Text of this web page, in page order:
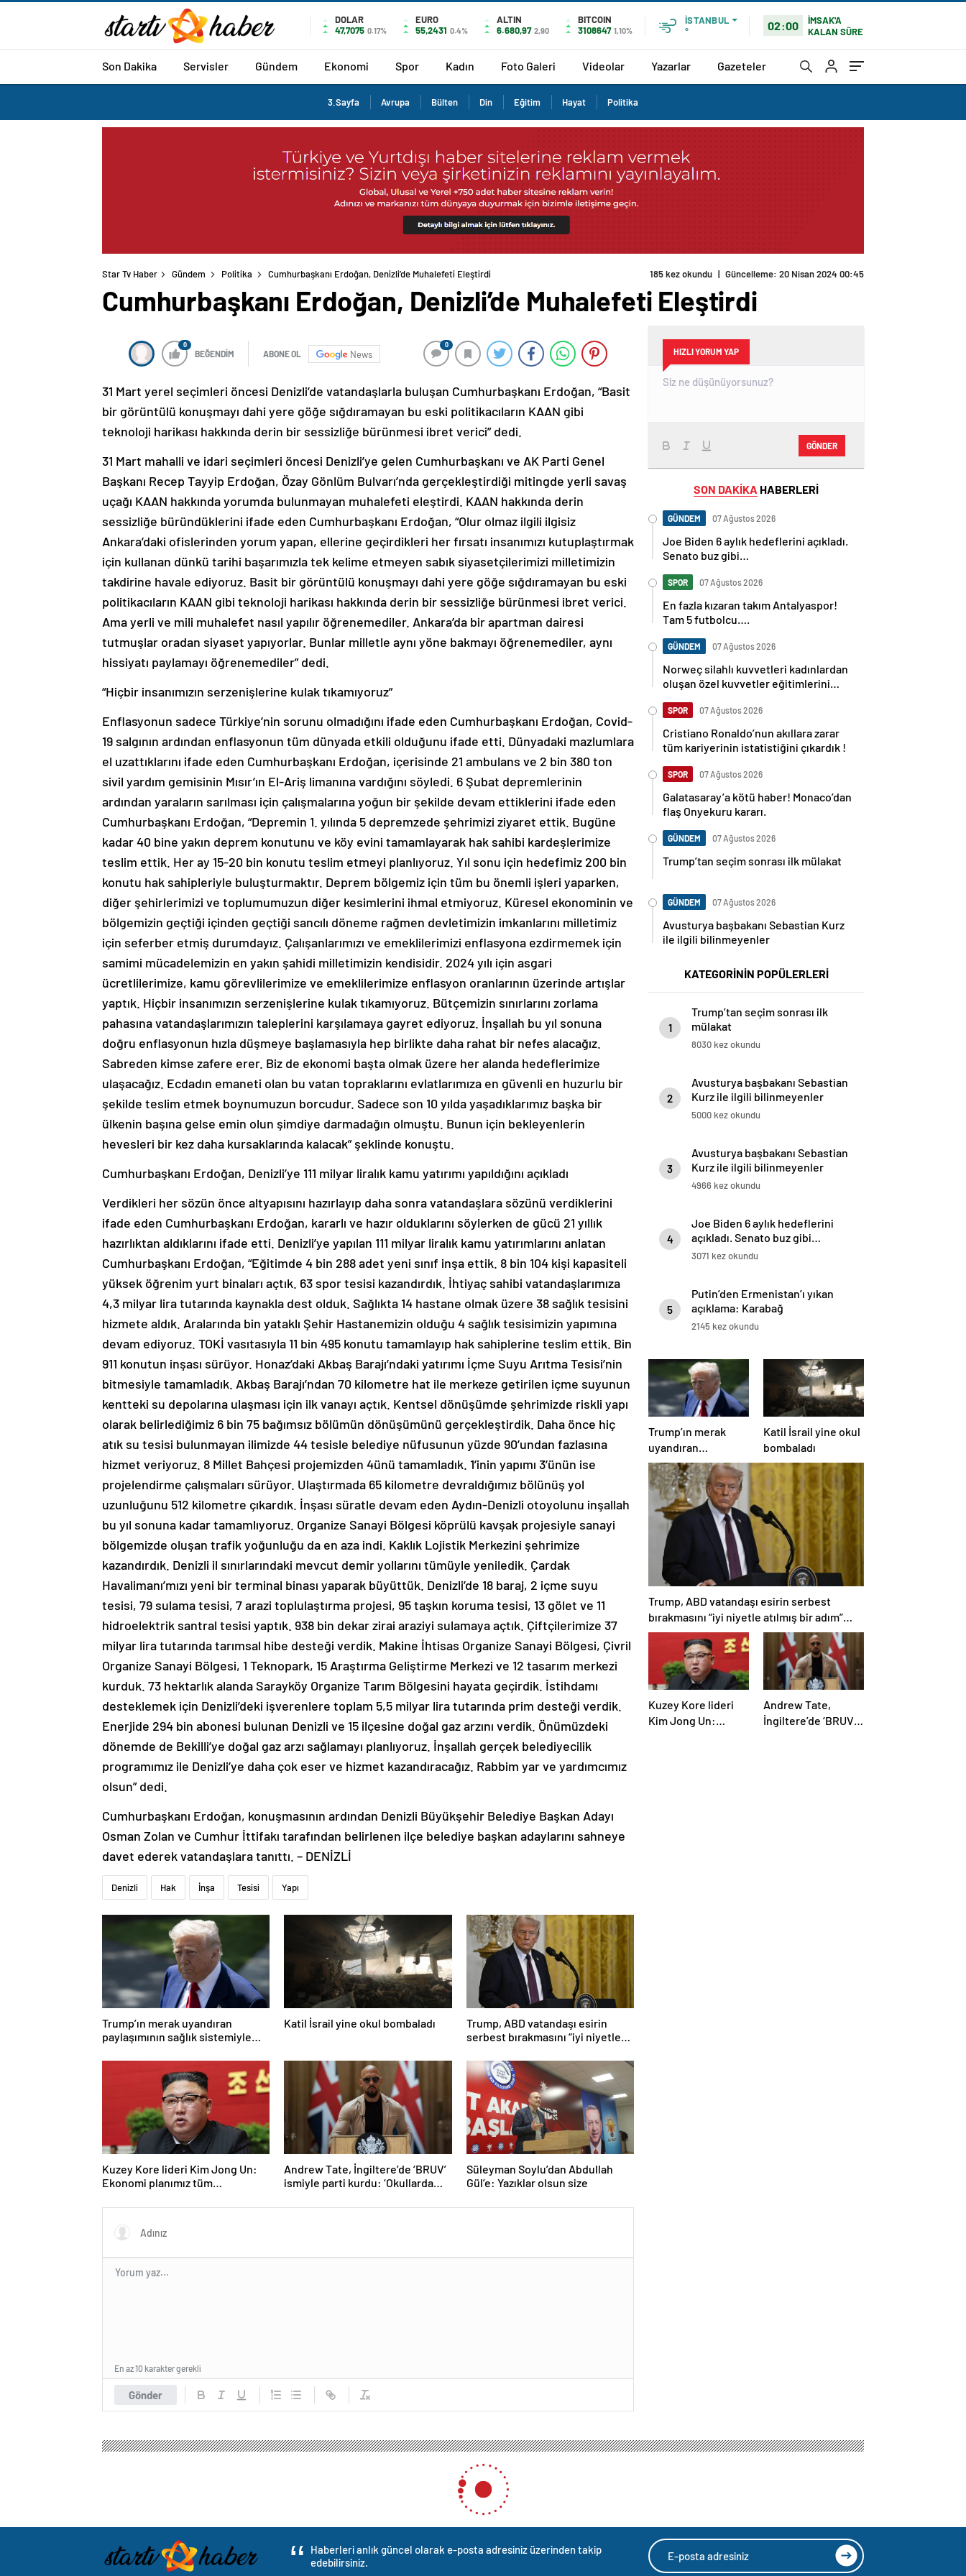
DOLAR
47,7075 0.17%
EURO
55,2431 0.4%
ALTIN
6.680,97 2,90
BITCOIN
3108647 1,10%
İSTANBUL
°
02:00
İMSAK'A
KALAN SÜRE
Son Dakika Servisler Gündem Ekonomi Spor Kadın Foto Galeri Videolar Yazarlar Gazeteler
3.Sayfa Avrupa Bülten Din Eğitim Hayat Politika
Star Tv Haber Gündem Politika Cumhurbaşkanı Erdoğan, Denizli’de Muhalefeti Eleştirdi 185 kez okundu | Güncelleme: 20 Nisan 2024 00:45
Cumhurbaşkanı Erdoğan, Denizli’de Muhalefeti Eleştirdi
0
BEĞENDİM ABONE OL News
0
31 Mart yerel seçimleri öncesi Denizli’de vatandaşlarla buluşan Cumhurbaşkanı Erdoğan, “Basit
bir görüntülü konuşmayı dahi yere göğe sığdıramayan bu eski politikacıların KAAN gibi
teknoloji harikası hakkında derin bir sessizliğe bürünmesi ibret verici” dedi.
31 Mart mahalli ve idari seçimleri öncesi Denizli’ye gelen Cumhurbaşkanı ve AK Parti Genel
Başkanı Recep Tayyip Erdoğan, Özay Gönlüm Bulvarı’nda gerçekleştirdiği mitingde yerli savaş
uçağı KAAN hakkında yorumda bulunmayan muhalefeti eleştirdi. KAAN hakkında derin
sessizliğe büründüklerini ifade eden Cumhurbaşkanı Erdoğan, “Olur olmaz ilgili ilgisiz
Ankara’daki ofislerinden yorum yapan, ellerine geçirdikleri her fırsatı insanımızı kutuplaştırmak
için kullanan dünkü tarihi başarımızla tek kelime etmeyen sabık siyasetçilerimizi milletimizin
takdirine havale ediyoruz. Basit bir görüntülü konuşmayı dahi yere göğe sığdıramayan bu eski
politikacıların KAAN gibi teknoloji harikası hakkında derin bir sessizliğe bürünmesi ibret verici.
Ama yerli ve mili muhalefet nasıl yapılır öğrenemediler. Ankara’da bir apartman dairesi
tutmuşlar oradan siyaset yapıyorlar. Bunlar milletle aynı yöne bakmayı öğrenemediler, aynı
hissiyatı paylamayı öğrenemediler” dedi.
“Hiçbir insanımızın serzenişlerine kulak tıkamıyoruz”
Enflasyonun sadece Türkiye’nin sorunu olmadığını ifade eden Cumhurbaşkanı Erdoğan, Covid-
19 salgının ardından enflasyonun tüm dünyada etkili olduğunu ifade etti. Dünyadaki mazlumlara
el uzattıklarını ifade eden Cumhurbaşkanı Erdoğan, içerisinde 21 ambulans ve 2 bin 380 ton
sivil yardım gemisinin Mısır’ın El-Ariş limanına vardığını söyledi. 6 Şubat depremlerinin
ardından yaraların sarılması için çalışmalarına yoğun bir şekilde devam ettiklerini ifade eden
Cumhurbaşkanı Erdoğan, “Depremin 1. yılında 5 depremzede şehrimizi ziyaret ettik. Bugüne
kadar 40 bine yakın deprem konutunu ve köy evini tamamlayarak hak sahibi kardeşlerimize
teslim ettik. Her ay 15-20 bin konutu teslim etmeyi planlıyoruz. Yıl sonu için hedefimiz 200 bin
konutu hak sahipleriyle buluşturmaktır. Deprem bölgemiz için tüm bu önemli işleri yaparken,
diğer şehirlerimizi ve toplumumuzun diğer kesimlerini ihmal etmiyoruz. Küresel ekonominin ve
bölgemizin geçtiği içinden geçtiği sancılı döneme rağmen devletimizin imkanlarını milletimiz
için seferber etmiş durumdayız. Çalışanlarımızı ve emeklilerimizi enflasyona ezdirmemek için
samimi mücadelemizin en yakın şahidi milletimizin kendisidir. 2024 yılı için asgari
ücretlilerimize, kamu görevlilerimize ve emeklilerimize enflasyon oranlarının üzerinde artışlar
yaptık. Hiçbir insanımızın serzenişlerine kulak tıkamıyoruz. Bütçemizin sınırlarını zorlama
pahasına vatandaşlarımızın taleplerini karşılamaya gayret ediyoruz. İnşallah bu yıl sonuna
doğru enflasyonun hızla düşmeye başlamasıyla hep birlikte daha rahat bir nefes alacağız.
Sabreden kimse zafere erer. Biz de ekonomi başta olmak üzere her alanda hedeflerimize
ulaşacağız. Ecdadın emaneti olan bu vatan topraklarını evlatlarımıza en güvenli en huzurlu bir
şekilde teslim etmek boynumuzun borcudur. Sadece son 10 yılda yaşadıklarımız başka bir
ülkenin başına gelse emin olun şimdiye darmadağın olmuştu. Bunun için bekleyenlerin
hevesleri bir kez daha kursaklarında kalacak” şeklinde konuştu.
Cumhurbaşkanı Erdoğan, Denizli’ye 111 milyar liralık kamu yatırımı yapıldığını açıkladı
Verdikleri her sözün önce altyapısını hazırlayıp daha sonra vatandaşlara sözünü verdiklerini
ifade eden Cumhurbaşkanı Erdoğan, kararlı ve hazır olduklarını söylerken de gücü 21 yıllık
hazırlıktan aldıklarını ifade etti. Denizli’ye yapılan 111 milyar liralık kamu yatırımlarını anlatan
Cumhurbaşkanı Erdoğan, “Eğitimde 4 bin 288 adet yeni sınıf inşa ettik. 8 bin 104 kişi kapasiteli
yüksek öğrenim yurt binaları açtık. 63 spor tesisi kazandırdık. İhtiyaç sahibi vatandaşlarımıza
4,3 milyar lira tutarında kaynakla dest olduk. Sağlıkta 14 hastane olmak üzere 38 sağlık tesisini
hizmete aldık. Aralarında bin yataklı Şehir Hastanemizin olduğu 4 sağlık tesisimizin yapımına
devam ediyoruz. TOKİ vasıtasıyla 11 bin 495 konutu tamamlayıp hak sahiplerine teslim ettik. Bin
911 konutun inşası sürüyor. Honaz’daki Akbaş Barajı’ndaki yatırımı İçme Suyu Arıtma Tesisi’nin
bitmesiyle tamamladık. Akbaş Barajı’ndan 70 kilometre hat ile merkeze getirilen içme suyunun
kentteki su depolarına ulaşması için ilk vanayı açtık. Kentsel dönüşümde şehrimizde riskli yapı
olarak belirlediğimiz 6 bin 75 bağımsız bölümün dönüşümünü gerçekleştirdik. Daha önce hiç
atık su tesisi bulunmayan ilimizde 44 tesisle belediye nüfusunun yüzde 90’undan fazlasına
hizmet veriyoruz. 8 Millet Bahçesi projemizden 4ünü tamamladık. 1’inin yapımı 3’ünün ise
projelendirme çalışmaları sürüyor. Ulaştırmada 65 kilometre devraldığımız bölünüş yol
uzunluğunu 512 kilometre çıkardık. İnşası süratle devam eden Aydın-Denizli otoyolunu inşallah
bu yıl sonuna kadar tamamlıyoruz. Organize Sanayi Bölgesi köprülü kavşak projesiyle sanayi
bölgemizde oluşan trafik yoğunluğu da en aza indi. Kaklık Lojistik Merkezini şehrimize
kazandırdık. Denizli il sınırlarındaki mevcut demir yollarını tümüyle yeniledik. Çardak
Havalimanı’mızı yeni bir terminal binası yaparak büyüttük. Denizli’de 18 baraj, 2 içme suyu
tesisi, 79 sulama tesisi, 7 arazi toplulaştırma projesi, 95 taşkın koruma tesisi, 13 gölet ve 11
hidroelektrik santral tesisi yaptık. 938 bin dekar zirai araziyi sulamaya açtık. Çiftçilerimize 37
milyar lira tutarında tarımsal hibe desteği verdik. Makine İhtisas Organize Sanayi Bölgesi, Çivril
Organize Sanayi Bölgesi, 1 Teknopark, 15 Araştırma Geliştirme Merkezi ve 12 tasarım merkezi
kurduk. 73 hektarlık alanda Sarayköy Organize Tarım Bölgesini hayata geçirdik. İstihdamı
desteklemek için Denizli’deki işverenlere toplam 5,5 milyar lira tutarında prim desteği verdik.
Enerjide 294 bin abonesi bulunan Denizli ve 15 ilçesine doğal gaz arzını verdik. Önümüzdeki
dönemde de Bekilli’ye doğal gaz arzı sağlamayı planlıyoruz. İnşallah gerçek belediyecilik
programımız ile Denizli’ye daha çok eser ve hizmet kazandıracağız. Rabbim yar ve yardımcımız
olsun” dedi.
Cumhurbaşkanı Erdoğan, konuşmasının ardından Denizli Büyükşehir Belediye Başkan Adayı
Osman Zolan ve Cumhur İttifakı tarafından belirlenen ilçe belediye başkan adaylarını sahneye
davet ederek vatandaşlara tanıttı. – DENİZLİ
Denizli Hak İnşa Tesisi Yapı
Trump’ın merak uyandıran
paylaşımının sağlık sistemiyle
Katil İsrail yine okul bombaladı
Trump, ABD vatandaşı esirin
serbest bırakmasını “iyi niyetle
değerlendirdi
Kuzey Kore lideri Kim Jong Un:
Ekonomi planımız tüm
Andrew Tate, İngiltere’de ‘BRUV’
ismiyle parti kurdu: ‘Okullarda
yasaklayacağız’
Süleyman Soylu’dan Abdullah
Gül’e: Yazıklar olsun size
Gönder
En az 10 karakter gerekli
HIZLI YORUM YAP
GÖNDER
SON DAKİKA HABERLERİ
GÜNDEM 07 Ağustos 2026
Joe Biden 6 aylık hedeflerini açıkladı.
Senato buz gibi…
SPOR 07 Ağustos 2026
En fazla kızaran takım Antalyaspor!
Tam 5 futbolcu….
GÜNDEM 07 Ağustos 2026
Norweç silahlı kuvvetleri kadınlardan
oluşan özel kuvvetler eğitimlerini
SPOR 07 Ağustos 2026
Cristiano Ronaldo’nun akıllara zarar
tüm kariyerinin istatistiğini çıkardık !
SPOR 07 Ağustos 2026
Galatasaray’a kötü haber! Monaco’dan
flaş Onyekuru kararı.
GÜNDEM 07 Ağustos 2026
Trump’tan seçim sonrası ilk mülakat
GÜNDEM 07 Ağustos 2026
Avusturya başbakanı Sebastian Kurz
ile ilgili bilinmeyenler
KATEGORİNİN POPÜLERLERİ
1
Trump’tan seçim sonrası ilk
mülakat
8030 kez okundu
2
Avusturya başbakanı Sebastian
Kurz ile ilgili bilinmeyenler
5000 kez okundu
3
Avusturya başbakanı Sebastian
Kurz ile ilgili bilinmeyenler
4966 kez okundu
4
Joe Biden 6 aylık hedeflerini
açıkladı. Senato buz gibi…
3071 kez okundu
5
Putin’den Ermenistan’ı yıkan
açıklama: Karabağ
Azerbaycan’ın ayrılmaz bir
2145 kez okundu
Trump’ın merak
uyandıran
paylaşımının sağlık
sistemiyle ilgili
kararname olduğu
anlaşıldı
Katil İsrail yine okul
bombaladı
Trump, ABD vatandaşı esirin serbest
bırakmasını “iyi niyetle atılmış bir adım”
olarak değerlendirdi
Kuzey Kore lideri
Kim Jong Un:
Andrew Tate,
İngiltere’de ‘BRUV’
Haberleri anlık güncel olarak e-posta adresiniz üzerinden takip
edebilirsiniz.